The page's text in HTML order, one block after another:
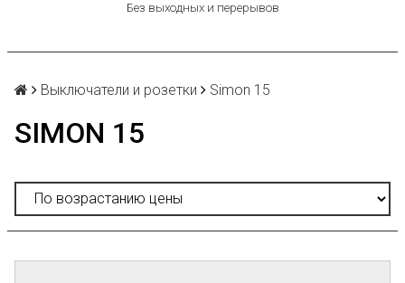
Без выходных и перерывов
Выключатели и розетки Simon 15
SIMON 15